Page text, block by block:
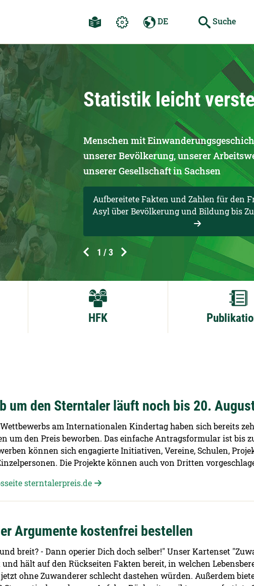
DE Suche
Statistik leicht
Menschen mit
unserer Bevölkerung, unserer
unserer Gesellschaft in Sachsen
Aufbereitete Fakten und Zahlen für den
Asyl über Bevölkerung und Bildung bis
1 / 3
HFK
um den Sterntaler läuft noch bis 20.
am Internationalen Kindertag haben sich bereits
um den Preis beworben. Das einfache Antragsformular ist bis
können sich engagierte Initiativen, Vereine, Schulen,
Die Projekte können auch von Dritten
sterntalerpreis.de
Argumente kostenfrei bestellen
breit? - Dann operier Dich doch selber!" Unser Kartenset
hält auf den Rückseiten Fakten bereit, in welchen
jetzt ohne Zuwanderer schlecht dastehen würden. Außerdem